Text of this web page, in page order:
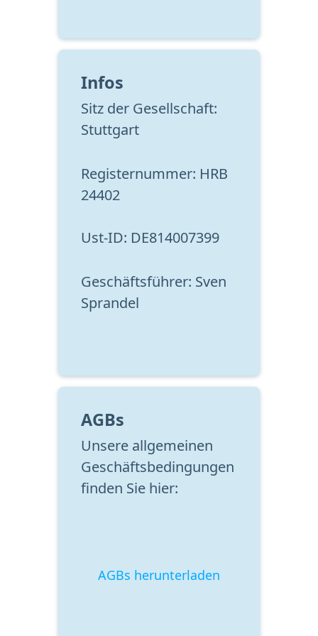
Infos
Sitz der Gesellschaft:
Stuttgart
Registernummer: HRB
24402
Ust-ID: DE814007399
Geschäftsführer: Sven
Sprandel
AGBs
Unsere allgemeinen
Geschäftsbedingungen
finden Sie hier:
AGBs herunterladen